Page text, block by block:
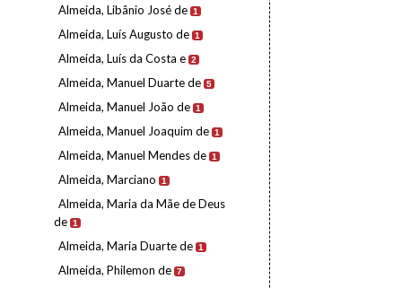
Almeida, Libânio José de 1
Almeida, Luís Augusto de 1
Almeida, Luís da Costa e 2
Almeida, Manuel Duarte de 5
Almeida, Manuel João de 1
Almeida, Manuel Joaquim de 1
Almeida, Manuel Mendes de 1
Almeida, Marciano 1
Almeida, Maria da Mãe de Deus
de 1
Almeida, Maria Duarte de 1
Almeida, Philemon de 7